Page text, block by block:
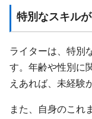
特別なスキル
ライターは、特別
す。年齢や性別に
えあれば、未経験
また、自身のこれ